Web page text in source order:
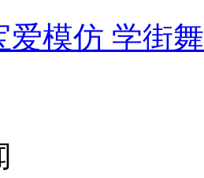
爱模仿 学街